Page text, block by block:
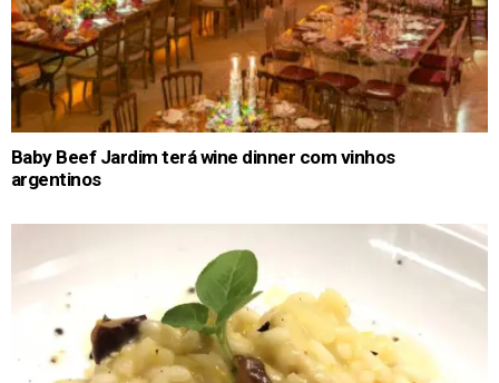
Baby Beef Jardim terá wine dinner com vinhos
argentinos